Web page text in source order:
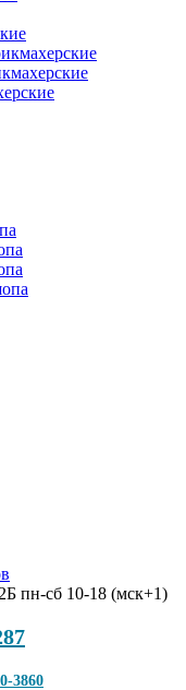
пн-сб 10-18 (мск+1)
3860